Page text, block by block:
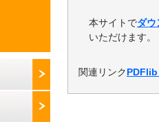
本サイトでダウ
いただけます。
関連リンク